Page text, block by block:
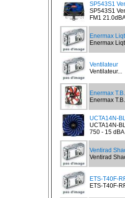
SP543S1
SP543S1
FM1
Enermax
Enermax
Ventilateur
Ventilateur...
Enermax
Enermax
UCTA14N-
UCTA14N-
750 - 15
Ventirad
Ventirad
ETS-T40F-
ETS-T40F-